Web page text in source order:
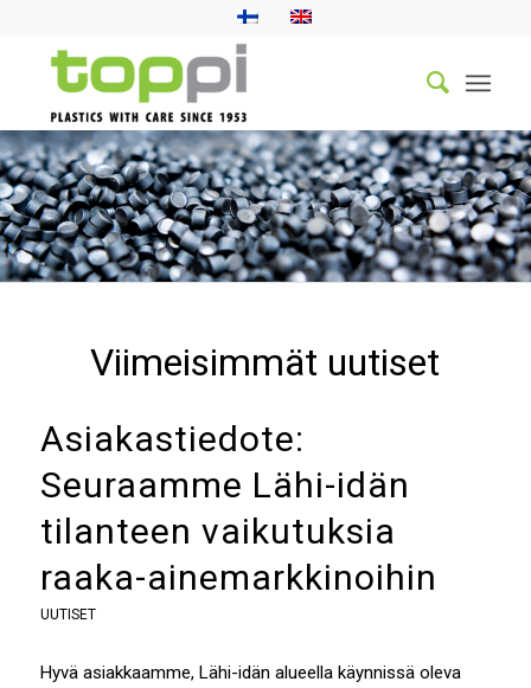
Viimeisimmät uutiset
Asiakastiedote:
Seuraamme Lähi-idän
tilanteen vaikutuksia
raaka-ainemarkkinoihin
UUTISET
Hyvä asiakkaamme, Lähi-idän alueella käynnissä oleva